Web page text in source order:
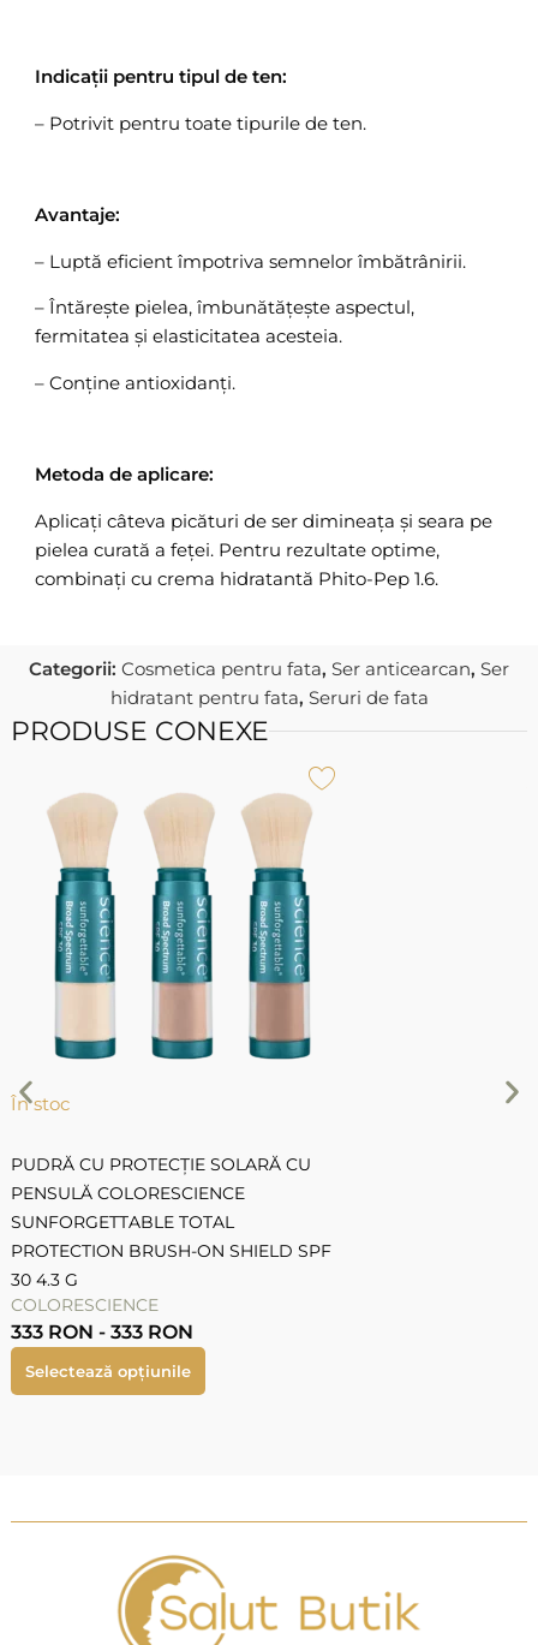
Indicații pentru tipul de ten:
– Potrivit pentru toate tipurile de ten.
Avantaje:
– Luptă eficient împotriva semnelor îmbătrânirii.
– Întărește pielea, îmbunătățește aspectul,
fermitatea și elasticitatea acesteia.
– Conține antioxidanți.
Metoda de aplicare:
Aplicați câteva picături de ser dimineața și seara pe
pielea curată a feței. Pentru rezultate optime,
combinați cu crema hidratantă Phito-Pep 1.6.
Categorii: Cosmetica pentru fata, Ser anticearcan, Ser
hidratant pentru fata, Seruri de fata
PRODUSE CONEXE
În stoc
PUDRĂ CU PROTECȚIE SOLARĂ CU
PENSULĂ COLORESCIENCE
SUNFORGETTABLE TOTAL
PROTECTION BRUSH-ON SHIELD SPF
30 4.3 G
COLORESCIENCE
333 RON - 333 RON
Selectează opțiunile